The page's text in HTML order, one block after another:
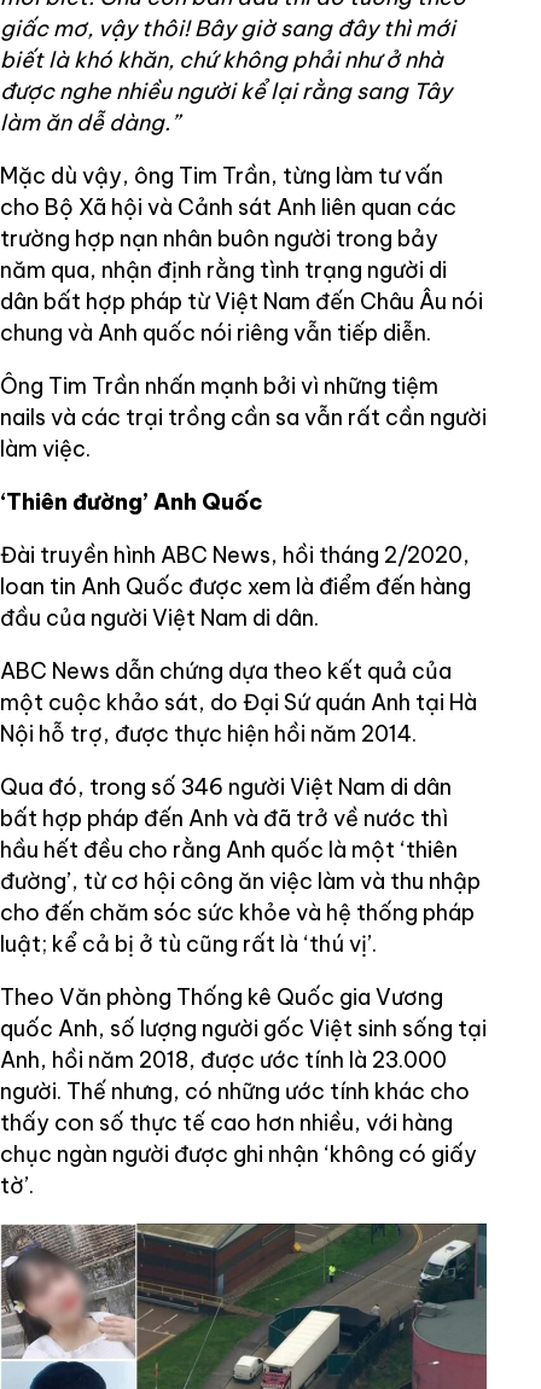
giấc mơ, vậy thôi! Bây giờ sang đây thì mới
biết là khó khăn, chứ không phải như ở nhà
được nghe nhiều người kể lại rằng sang Tây
làm ăn dễ dàng.”
Mặc dù vậy, ông Tim Trần, từng làm tư vấn
cho Bộ Xã hội và Cảnh sát Anh liên quan các
trường hợp nạn nhân buôn người trong bảy
năm qua, nhận định rằng tình trạng người di
dân bất hợp pháp từ Việt Nam đến Châu Âu nói
chung và Anh quốc nói riêng vẫn tiếp diễn.
Ông Tim Trần nhấn mạnh bởi vì những tiệm
nails và các trại trồng cần sa vẫn rất cần người
làm việc.
‘Thiên đường’ Anh Quốc
Đài truyền hình ABC News, hồi tháng 2/2020,
loan tin Anh Quốc được xem là điểm đến hàng
đầu của người Việt Nam di dân.
ABC News dẫn chứng dựa theo kết quả của
một cuộc khảo sát, do Đại Sứ quán Anh tại Hà
Nội hỗ trợ, được thực hiện hồi năm 2014.
Qua đó, trong số 346 người Việt Nam di dân
bất hợp pháp đến Anh và đã trở về nước thì
hầu hết đều cho rằng Anh quốc là một ‘thiên
đường’, từ cơ hội công ăn việc làm và thu nhập
cho đến chăm sóc sức khỏe và hệ thống pháp
luật; kể cả bị ở tù cũng rất là ‘thú vị’.
Theo Văn phòng Thống kê Quốc gia Vương
quốc Anh, số lượng người gốc Việt sinh sống tại
Anh, hồi năm 2018, được ước tính là 23.000
người. Thế nhưng, có những ước tính khác cho
thấy con số thực tế cao hơn nhiều, với hàng
chục ngàn người được ghi nhận ‘không có giấy
tờ’.